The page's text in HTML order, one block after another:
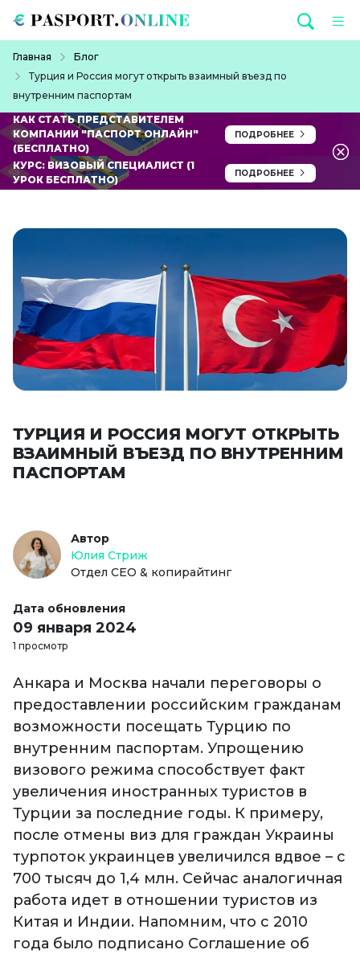
Главная
Блог
Турция и Россия могут открыть взаимный въезд по
внутренним паспортам
КАК СТАТЬ ПРЕДСТАВИТЕЛЕМ
КОМПАНИИ "ПАСПОРТ ОНЛАЙН"
(БЕСПЛАТНО)
ПОДРОБНЕЕ
КУРС: ВИЗОВЫЙ СПЕЦИАЛИСТ (1
УРОК БЕСПЛАТНО)
ПОДРОБНЕЕ
ТУРЦИЯ И РОССИЯ МОГУТ ОТКРЫТЬ
ВЗАИМНЫЙ ВЪЕЗД ПО ВНУТРЕННИМ
ПАСПОРТАМ
Автор
Юлия Стриж
Отдел СЕО & копирайтинг
Дата обновления
09 января 2024
1 просмотр
Анкара и Москва начали переговоры о
предоставлении российским гражданам
возможности посещать Турцию по
внутренним паспортам. Упрощению
визового режима способствует факт
увеличения иностранных туристов в
Турции за последние годы. К примеру,
после отмены виз для граждан Украины
турпоток украинцев увеличился вдвое – с
700 тысяч до 1,4 млн. Сейчас аналогичная
работа идет в отношении туристов из
Китая и Индии. Напомним, что с 2010
года было подписано Соглашение об